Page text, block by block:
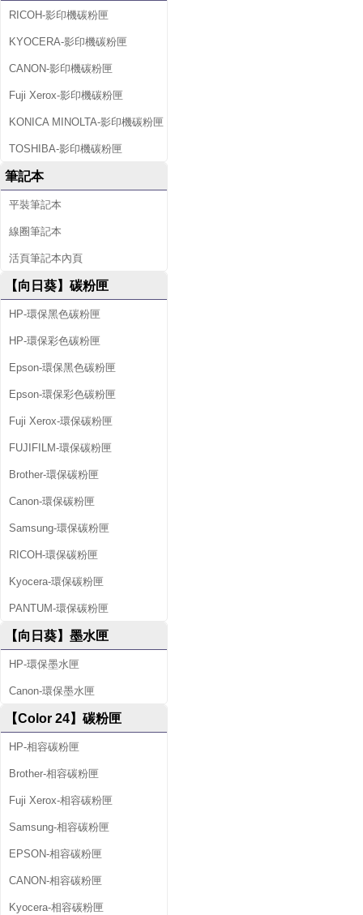
RICOH-影印機碳粉匣
KYOCERA-影印機碳粉匣
CANON-影印機碳粉匣
Fuji Xerox-影印機碳粉匣
KONICA MINOLTA-影印機碳粉匣
TOSHIBA-影印機碳粉匣
筆記本
平裝筆記本
線圈筆記本
活頁筆記本內頁
【向日葵】碳粉匣
HP-環保黑色碳粉匣
HP-環保彩色碳粉匣
Epson-環保黑色碳粉匣
Epson-環保彩色碳粉匣
Fuji Xerox-環保碳粉匣
FUJIFILM-環保碳粉匣
Brother-環保碳粉匣
Canon-環保碳粉匣
Samsung-環保碳粉匣
RICOH-環保碳粉匣
Kyocera-環保碳粉匣
PANTUM-環保碳粉匣
【向日葵】墨水匣
HP-環保墨水匣
Canon-環保墨水匣
【Color 24】碳粉匣
HP-相容碳粉匣
Brother-相容碳粉匣
Fuji Xerox-相容碳粉匣
Samsung-相容碳粉匣
EPSON-相容碳粉匣
CANON-相容碳粉匣
Kyocera-相容碳粉匣